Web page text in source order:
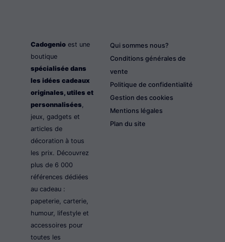
Cadogenio est une
boutique
spécialisée dans
les idées cadeaux
originales, utiles et
personnalisées,
jeux, gadgets et
articles de
décoration à tous
les prix. Découvrez
plus de 6 000
références dédiées
au cadeau :
papeterie, carterie,
humour, lifestyle et
accessoires pour
toutes les
Qui sommes nous?
Conditions générales de
vente
Politique de confidentialité
Gestion des cookies
Mentions légales
Plan du site